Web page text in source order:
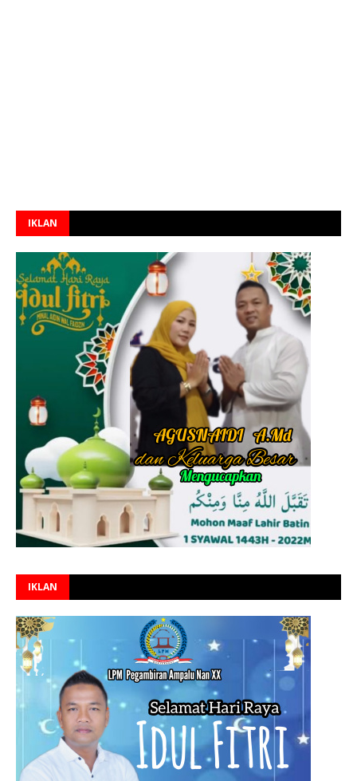
IKLAN
IKLAN